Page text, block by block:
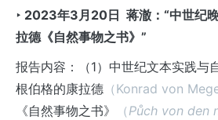
‣ 2023年3月20日 蒋澈：“中世纪
拉德《自然事物之书》”
报告内容：（1）中世纪文本实践与
根伯格的康拉德 （Konrad von
《自然事物之书》
（Půch von den